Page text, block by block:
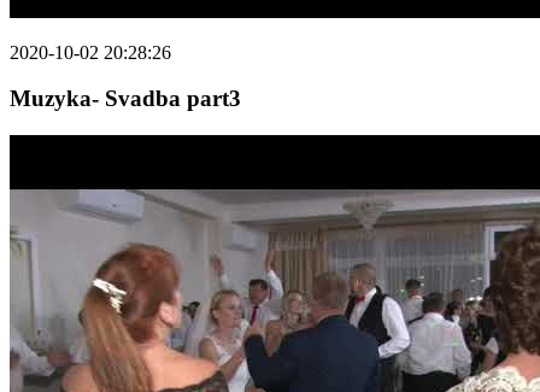
2020-10-02 20:28:26
Muzyka- Svadba part3